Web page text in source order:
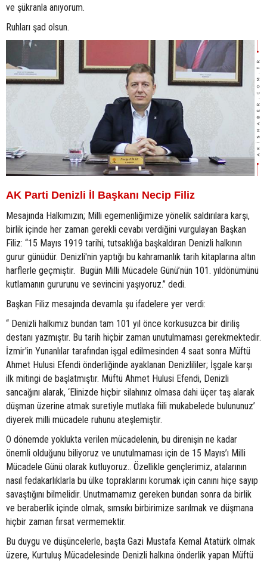
ve şükranla anıyorum.
Ruhları şad olsun.
AK Parti Denizli İl Başkanı Necip Filiz
Mesajında Halkımızın; Milli egemenliğimize yönelik saldırılara karşı,
birlik içinde her zaman gerekli cevabı verdiğini vurgulayan Başkan
Filiz: “15 Mayıs 1919 tarihi, tutsaklığa başkaldıran Denizli halkının
gurur günüdür. Denizli'nin yaptığı bu kahramanlık tarih kitaplarına altın
harflerle geçmiştir. Bugün Milli Mücadele Günü’nün 101. yıldönümünü
kutlamanın gururunu ve sevincini yaşıyoruz.” dedi.
Başkan Filiz mesajında devamla şu ifadelere yer verdi:
“ Denizli halkımız bundan tam 101 yıl önce korkusuzca bir diriliş
destanı yazmıştır. Bu tarih hiçbir zaman unutulmaması gerekmektedir.
İzmir'in Yunanlılar tarafından işgal edilmesinden 4 saat sonra Müftü
Ahmet Hulusi Efendi önderliğinde ayaklanan Denizlililer; İşgale karşı
ilk mitingi de başlatmıştır. Müftü Ahmet Hulusi Efendi, Denizli
sancağını alarak, ‘Elinizde hiçbir silahınız olmasa dahi üçer taş alarak
düşman üzerine atmak suretiyle mutlaka fiili mukabelede bulununuz’
diyerek milli mücadele ruhunu ateşlemiştir.
O dönemde yoklukta verilen mücadelenin, bu direnişin ne kadar
önemli olduğunu biliyoruz ve unutulmaması için de 15 Mayıs’ı Milli
Mücadele Günü olarak kutluyoruz.. Özellikle gençlerimiz, atalarının
nasıl fedakarlıklarla bu ülke topraklarını korumak için canını hiçe sayıp
savaştığını bilmelidir. Unutmamamız gereken bundan sonra da birlik
ve beraberlik içinde olmak, sımsıkı birbirimize sarılmak ve düşmana
hiçbir zaman fırsat vermemektir.
Bu duygu ve düşüncelerle, başta Gazi Mustafa Kemal Atatürk olmak
üzere, Kurtuluş Mücadelesinde Denizli halkına önderlik yapan Müftü